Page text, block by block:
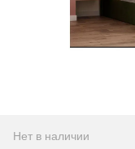
Нет в наличии